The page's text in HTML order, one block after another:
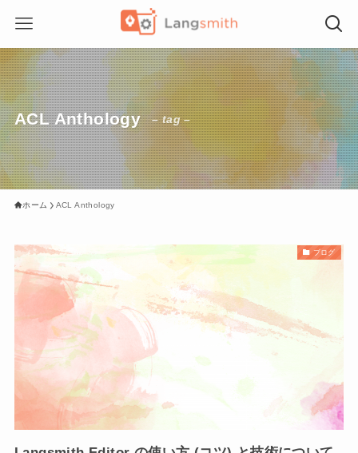
ACL Anthology – tag –
ホーム ACL Anthology
ブログ